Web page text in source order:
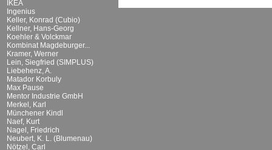
IKEA
Ingenius
Keller, Konrad (Cubio)
Kellner, Hans-Georg
Koehler & Volckmar
Kombinat Magdeburger...
Kramer, Werner
Lein, Siegfried (SIMPLUS)
Liebehenz, A.
Matador Korbuly
Max Pause
Mentor Industrie GmbH
Merkel, Karl
Münchener Kindl
Naef, Kurt
Nagel, Friedrich
Neubert, K. L. (Blumenau)
Nötzel, Carl